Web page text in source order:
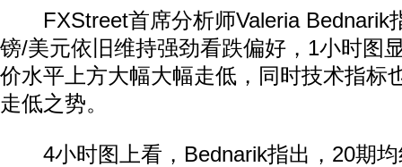
FXStreet首席分析师Valeria Bednarik
镑/美元依旧维持强劲看跌偏好，1小时图
价水平上方大幅大幅走低，同时技术指标
走低之势。
4小时图上看，Bednarik指出，20期均